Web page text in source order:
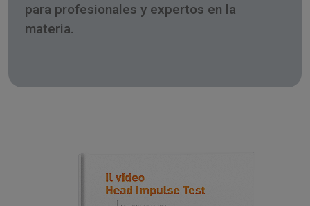
para profesionales y expertos en la
materia.